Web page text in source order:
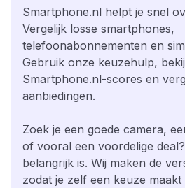
Smartphone.nl helpt je snel
Vergelijk losse smartphones,
telefoonabonnementen en
Gebruik onze keuzehulp,
Smartphone.nl-scores en
aanbiedingen.
Zoek je een goede camera,
of vooral een voordelige
belangrijk is. Wij maken de
zodat je zelf een keuze maakt